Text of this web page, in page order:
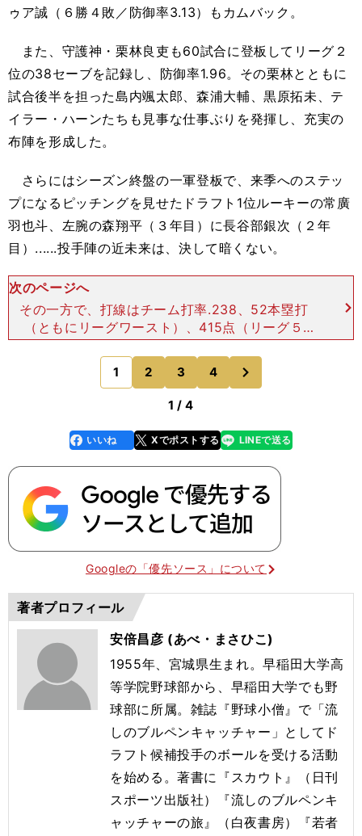
ゥア誠（６勝４敗／防御率3.13）もカムバック。
また、守護神・栗林良吏も60試合に登板してリーグ２
位の38セーブを記録し、防御率1.96。その栗林とともに
試合後半を担った島内颯太郎、森浦大輔、黒原拓未、テ
イラー・ハーンたちも見事な仕事ぶりを発揮し、充実の
布陣を形成した。
さらにはシーズン終盤の一軍登板で、来季へのステッ
プになるピッチングを見せたドラフト1位ルーキーの常廣
羽也斗、左腕の森翔平（３年目）に長谷部銀次（２年
目）......投手陣の近未来は、決して暗くない。
次のページへ
その一方で、打線はチーム打率.238、52本塁打
（ともにリーグワースト）、415点（リーグ５
位）。現状を鑑みて、今年は「バットマンだろ
う！」となりそうだが、アマチュアの強打者がひと
り、ふたり加わっただ
1 2 3 4
のページへ
1 / 4
faceboo
k
いいね Xでポストする
line LINEで送る
Googleの「優先ソース」について
著者プロフィール
安倍昌彦 (あべ・まさひこ)
1955年、宮城県生まれ。早稲田大学高
等学院野球部から、早稲田大学でも野
球部に所属。雑誌『野球小僧』で「流
しのブルペンキャッチャー」としてド
ラフト候補投手のボールを受ける活動
を始める。著書に『スカウト』（日刊
スポーツ出版社）『流しのブルペンキ
ャッチャーの旅』（白夜書房）『若者